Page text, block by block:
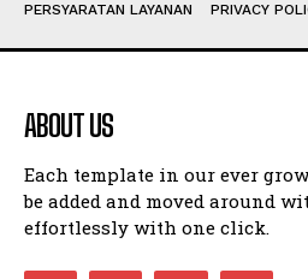
PERSYARATAN LAYANAN
PRIVACY
ABOUT US
Each template in our ever
be added and moved around
effortlessly with one click.